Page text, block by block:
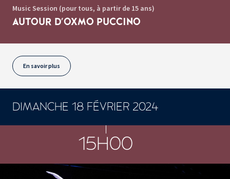
Music Session (pour tous, à partir de 15 ans)
AUTOUR D'OXMO PUCCINO
En savoir plus
DIMANCHE 18 FÉVRIER 2024
15H00